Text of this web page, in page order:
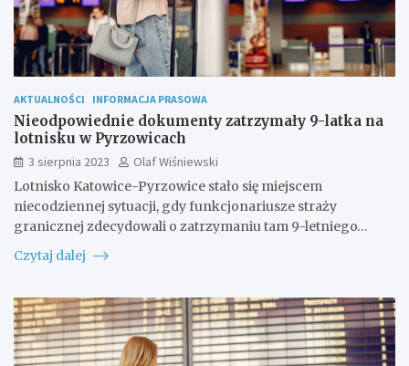
AKTUALNOŚCI INFORMACJA PRASOWA
Nieodpowiednie dokumenty zatrzymały 9-latka na
lotnisku w Pyrzowicach
3 sierpnia 2023
Olaf Wiśniewski
Lotnisko Katowice-Pyrzowice stało się miejscem
niecodziennej sytuacji, gdy funkcjonariusze straży
granicznej zdecydowali o zatrzymaniu tam 9-letniego…
Czytaj dalej